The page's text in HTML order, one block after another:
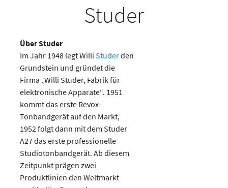
Studer
Über Studer
Im Jahr 1948 legt Willi Studerden
Grundstein und gründet die
Firma „Willi Studer, Fabrik für
elektronische Apparate“. 1951
kommt das erste Revox-
Tonbandgerät auf den Markt,
1952 folgt dann mit dem Studer
A27 das erste professionelle
Studiotonbandgerät. Ab diesem
Zeitpunkt prägen zwei
Produktlinien den Weltmarkt